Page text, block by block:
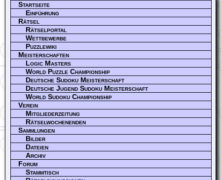
Startseite
Einführung
Rätsel
Rätselportal
Wettbewerbe
Puzzlewiki
Meisterschaften
Logic Masters
World Puzzle Championship
Deutsche Sudoku Meisterschaft
Deutsche Jugend Sudoku Meisterschaft
World Sudoku Championship
Verein
Mitgliederzeitung
Rätselwochenenden
Sammlungen
Bilder
Dateien
Archiv
Forum
Stammtisch